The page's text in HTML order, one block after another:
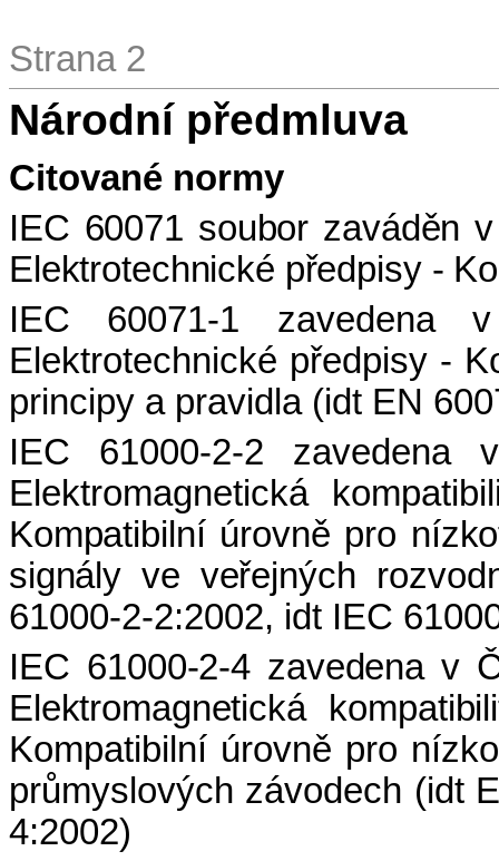
Strana 2
Národní předmluva
Citované normy
IEC 60071 soubor zaváděn
Elektrotechnické předpisy -
IEC 60071-1 zavedena
Elektrotechnické předpisy -
principy a pravidla (idt EN
IEC 61000-2-2
Elektromagnetická
Kompatibilní úrovně pro
signály ve veřejných
61000-2-2:2002, idt IEC
IEC 61000-2-4 zavedena v
Elektromagnetická
Kompatibilní úrovně pro
průmyslových závodech (idt
4:2002)